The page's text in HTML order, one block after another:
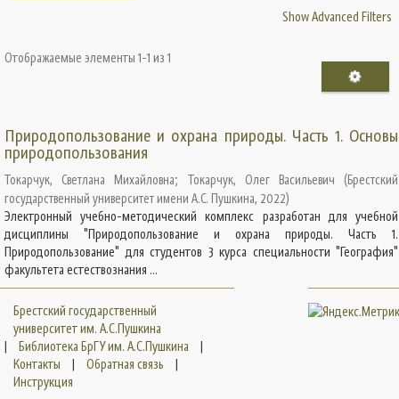
Show Advanced Filters
Отображаемые элементы 1-1 из 1
Природопользование и охрана природы. Часть 1. Основы
природопользования
Токарчук, Светлана Михайловна; Токарчук, Олег Васильевич (Брестский
государственный университет имени А.С. Пушкина, 2022)
Электронный учебно-методический комплекс разработан для учебной
дисциплины "Природопользование и охрана природы. Часть 1.
Природопользование" для студентов 3 курса специальности "География"
факультета естествознания ...
Брестский государственный
университет им. А.С.Пушкина
|
Библиотека БрГУ им. А.С.Пушкина
|
Контакты
| Обратная связь
|
Инструкция